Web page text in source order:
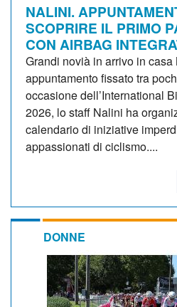
NALINI.
SCOPRIRE IL PRIMO
CON AIRBAG
Grandi novià in arrivo in
appuntamento fissato tra
occasione dell’International
2026, lo staff Nalini ha
calendario di iniziative
appassionati di ciclismo....
DONNE